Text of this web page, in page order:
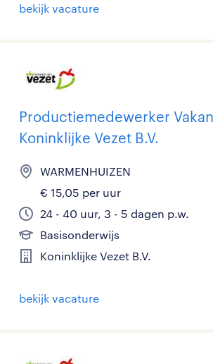
bekijk vacature
Productiemedewerker
Koninklijke Vezet B.V.
WARMENHUIZEN
€ 15,05 per uur
24 - 40 uur, 3 - 5 dagen p.w.
Basisonderwijs
Koninklijke Vezet B.V.
bekijk vacature